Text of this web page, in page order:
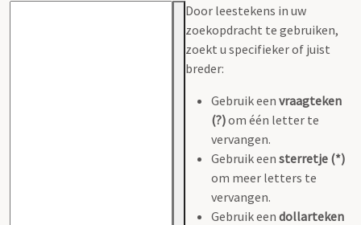
Door leestekens in uw
zoekopdracht te gebruiken,
zoekt u specifieker of juist
breder:
Gebruik een vraagteken
(?)om één letter te
vervangen.
Gebruik een sterretje (*)
om meer letters te
vervangen.
Gebruik een dollarteken